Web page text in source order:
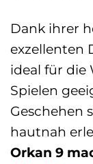
Dank ihrer
exzellenten
ideal für die
Spielen
Geschehen
hautnah
Orkan 9